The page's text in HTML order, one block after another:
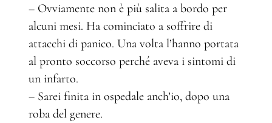
– Ovviamente non è più salita a bordo per
alcuni mesi. Ha cominciato a soffrire di
attacchi di panico. Una volta l’hanno portata
al pronto soccorso perché aveva i sintomi di
un infarto.
– Sarei finita in ospedale anch’io, dopo una
roba del genere.